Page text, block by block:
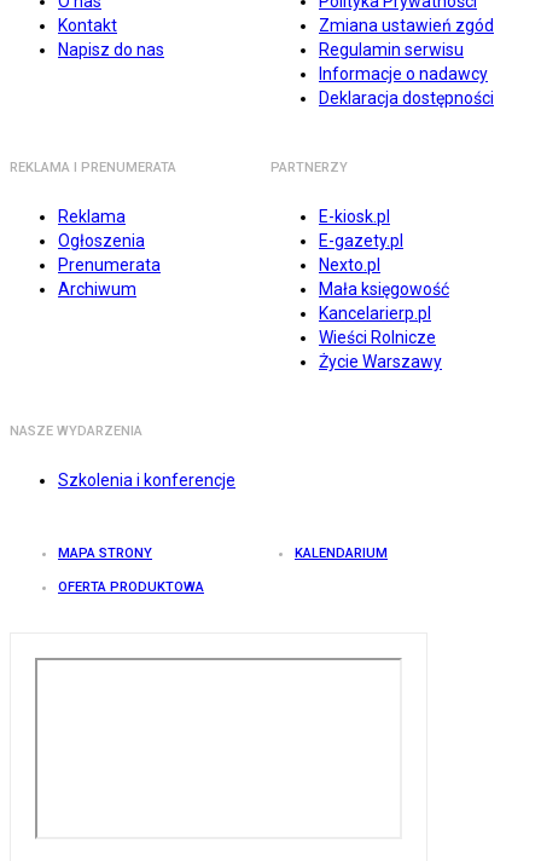
Kontakt
Napisz do nas
Zmiana ustawień zgód
Regulamin serwisu
Informacje o nadawcy
Deklaracja dostępności
REKLAMA I PRENUMERATA
Reklama
Ogłoszenia
Prenumerata
Archiwum
PARTNERZY
E-kiosk.pl
E-gazety.pl
Nexto.pl
Mała księgowość
Kancelarierp.pl
Wieści Rolnicze
Życie Warszawy
NASZE WYDARZENIA
Szkolenia i konferencje
MAPA STRONY KALENDARIUM
OFERTA PRODUKTOWA